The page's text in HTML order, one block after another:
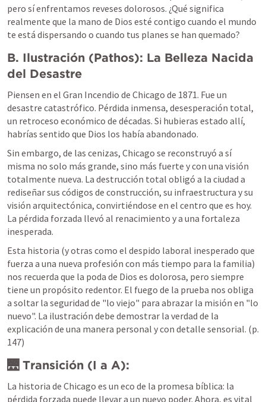
pero sí enfrentamos reveses dolorosos. ¿Qué significa
realmente que la mano de Dios esté contigo cuando el mundo
te está dispersando o cuando tus planes se han quemado?
B. Ilustración (Pathos): La Belleza Nacida
del Desastre
Piensen en el Gran Incendio de Chicago de 1871. Fue un
desastre catastrófico. Pérdida inmensa, desesperación total,
un retroceso económico de décadas. Si hubieras estado allí,
habrías sentido que Dios los había abandonado.
Sin embargo, de las cenizas, Chicago se reconstruyó a sí
misma no solo más grande, sino más fuerte y con una visión
totalmente nueva. La destrucción total obligó a la ciudad a
rediseñar sus códigos de construcción, su infraestructura y su
visión arquitectónica, convirtiéndose en el centro que es hoy.
La pérdida forzada llevó al renacimiento y a una fortaleza
inesperada.
Esta historia (y otras como el despido laboral inesperado que
fuerza a una nueva profesión con más tiempo para la familia)
nos recuerda que la poda de Dios es dolorosa, pero siempre
tiene un propósito redentor. El fuego de la prueba nos obliga
a soltar la seguridad de "lo viejo" para abrazar la misión en "lo
nuevo". La ilustración debe demostrar la verdad de la
explicación de una manera personal y con detalle sensorial. (p.
147)
🌉 Transición (I a A):
La historia de Chicago es un eco de la promesa bíblica: la
pérdida forzada puede llevar a un nuevo poder. Ahora, es vital